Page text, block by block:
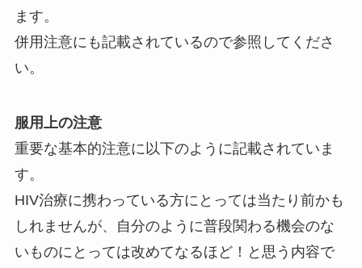
ます。
併用注意にも記載されているので参照してくださ
い。
服用上の注意
重要な基本的注意に以下のように記載されていま
す。
HIV治療に携わっている方にとっては当たり前かも
しれませんが、自分のように普段関わる機会のな
いものにとっては改めてなるほど！と思う内容で